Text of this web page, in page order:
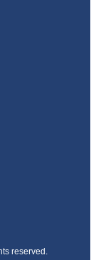
reserved.